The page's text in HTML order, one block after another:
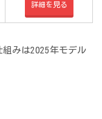
詳細を見る
みは2025年モデル